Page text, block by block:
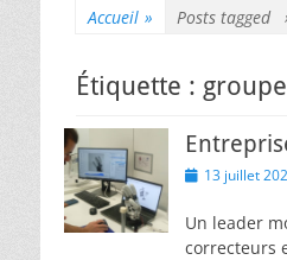
Accueil » Posts tagged
Étiquette : groupe
Posted13 juillet
Un leader
correcteurs